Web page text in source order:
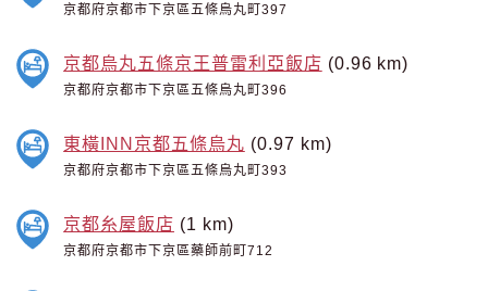
京都府京都市下京區五條烏丸町397
京都烏丸五條京王普雷利亞飯店 (0.96 km)
京都府京都市下京區五條烏丸町396
東橫INN京都五條烏丸 (0.97 km)
京都府京都市下京區五條烏丸町393
京都糸屋飯店 (1 km)
京都府京都市下京區藥師前町712